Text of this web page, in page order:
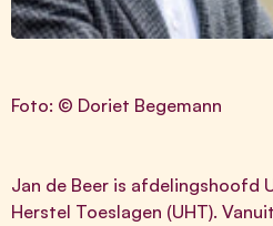
Foto: © Doriet Begemann
Jan de Beer is afdelingshoofd
Herstel Toeslagen (UHT).